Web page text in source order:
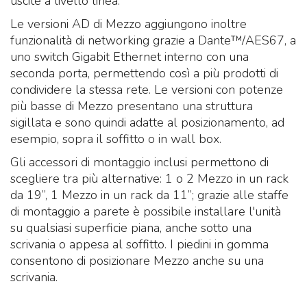
Le versioni AD di Mezzo aggiungono inoltre
funzionalità di networking grazie a Dante™/AES67, a
uno switch Gigabit Ethernet interno con una
seconda porta, permettendo così a più prodotti di
condividere la stessa rete. Le versioni con potenze
più basse di Mezzo presentano una struttura
sigillata e sono quindi adatte al posizionamento, ad
esempio, sopra il soffitto o in wall box.
Gli accessori di montaggio inclusi permettono di
scegliere tra più alternative: 1 o 2 Mezzo in un rack
da 19”, 1 Mezzo in un rack da 11”; grazie alle staffe
di montaggio a parete è possibile installare l'unità
su qualsiasi superficie piana, anche sotto una
scrivania o appesa al soffitto. I piedini in gomma
consentono di posizionare Mezzo anche su una
scrivania.